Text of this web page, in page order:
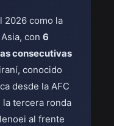
2026 como la
con 6
consecutivas
conocido
desde la AFC
tercera ronda
al frente